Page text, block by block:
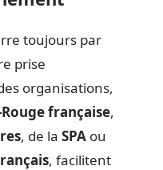
toujours par
prise
organisations,
française,
, de la SPA ou
, facilitent